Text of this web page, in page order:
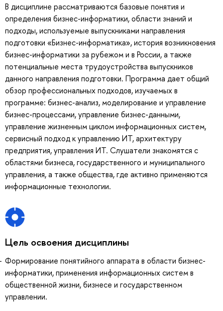
В дисциплине рассматриваются базовые понятия и
определения бизнес-информатики, области знаний и
подходы, используемые выпускниками направления
подготовки «Бизнес-информатика», история возникновения
бизнес-информатики за рубежом и в России, а также
потенциальные места трудоустройства выпускников
данного направления подготовки. Программа дает общий
обзор профессиональных подходов, изучаемых в
программе: бизнес-анализ, моделирование и управление
бизнес-процессами, управление бизнес-данными,
управление жизненным циклом информационных систем,
сервисный подход к управлению ИТ, архитектуру
предприятия, управления ИТ. Слушатели знакомятся с
областями бизнеса, государственного и муниципального
управления, а также общества, где активно применяются
информационные технологии.
Цель освоения дисциплины
Формирование понятийного аппарата в области бизнес-
информатики, применения информационных систем в
общественной жизни, бизнесе и государственном
управлении.